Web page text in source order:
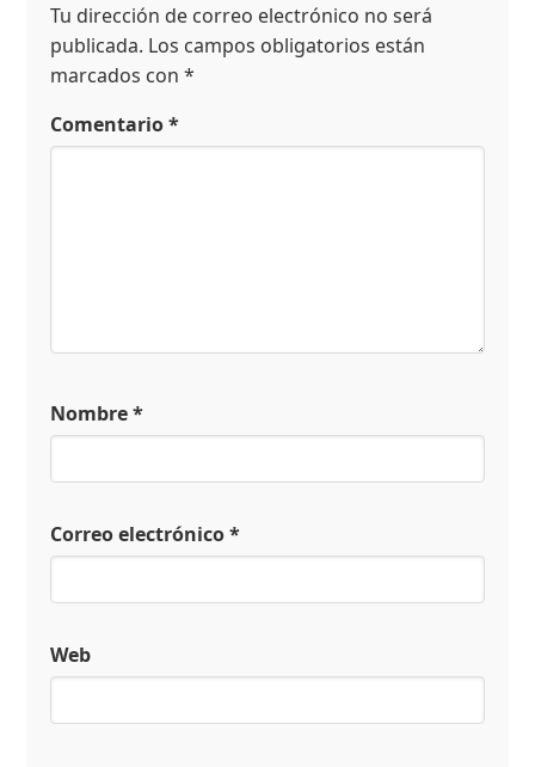
Tu dirección de correo electrónico no será
publicada. Los campos obligatorios están
marcados con*
Comentario*
Nombre*
Correo electrónico*
Web